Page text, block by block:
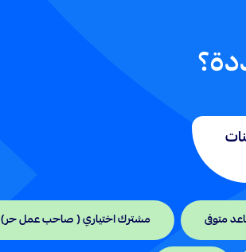
متوفى مشترك اختياري ( صاحب عمل حر)